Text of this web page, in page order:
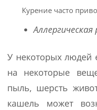
Курение часто
Аллергическая
У некоторых людей
на некоторые
пыль, шерсть
кашель может